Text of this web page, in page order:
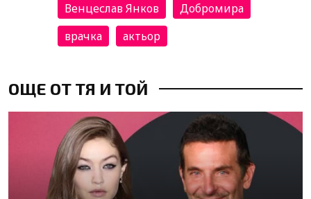
Венцеслав Янков
Добромира
врачка
актьор
ОЩЕ ОТ ТЯ И ТОЙ